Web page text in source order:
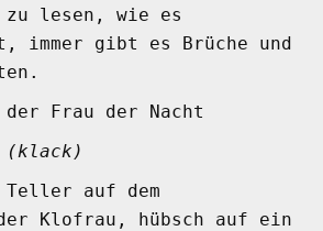
lesen, wie es
immer gibt es Brüche und
Frau der Nacht
(klack)
auf dem
Klofrau, hübsch auf ein